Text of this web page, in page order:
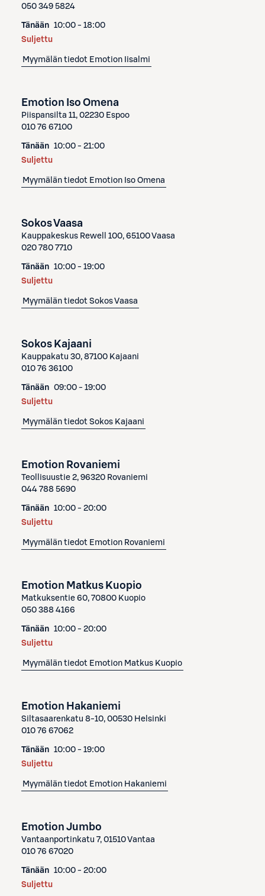
050 349 5824
Tänään 10:00 - 18:00
Suljettu
Myymälän tiedot Emotion Iisalmi
Emotion Iso Omena
Piispansilta 11, 02230 Espoo
010 76 67100
Tänään 10:00 - 21:00
Suljettu
Myymälän tiedot Emotion Iso Omena
Sokos Vaasa
Kauppakeskus Rewell 100, 65100 Vaasa
020 780 7710
Tänään 10:00 - 19:00
Suljettu
Myymälän tiedot Sokos Vaasa
Sokos Kajaani
Kauppakatu 30, 87100 Kajaani
010 76 36100
Tänään 09:00 - 19:00
Suljettu
Myymälän tiedot Sokos Kajaani
Emotion Rovaniemi
Teollisuustie 2, 96320 Rovaniemi
044 788 5690
Tänään 10:00 - 20:00
Suljettu
Myymälän tiedot Emotion Rovaniemi
Emotion Matkus Kuopio
Matkuksentie 60, 70800 Kuopio
050 388 4166
Tänään 10:00 - 20:00
Suljettu
Myymälän tiedot Emotion Matkus Kuopio
Emotion Hakaniemi
Siltasaarenkatu 8-10, 00530 Helsinki
010 76 67062
Tänään 10:00 - 19:00
Suljettu
Myymälän tiedot Emotion Hakaniemi
Emotion Jumbo
Vantaanportinkatu 7, 01510 Vantaa
010 76 67020
Tänään 10:00 - 20:00
Suljettu